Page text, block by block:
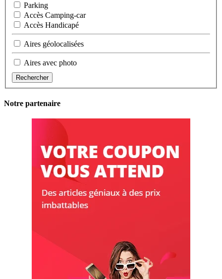
Parking
Accès Camping-car
Accès Handicapé
Aires géolocalisées
Aires avec photo
Rechercher
Notre partenaire